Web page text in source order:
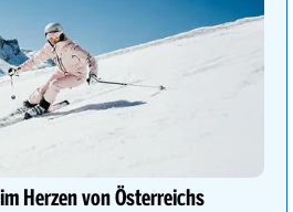
Herzen von Österreichs